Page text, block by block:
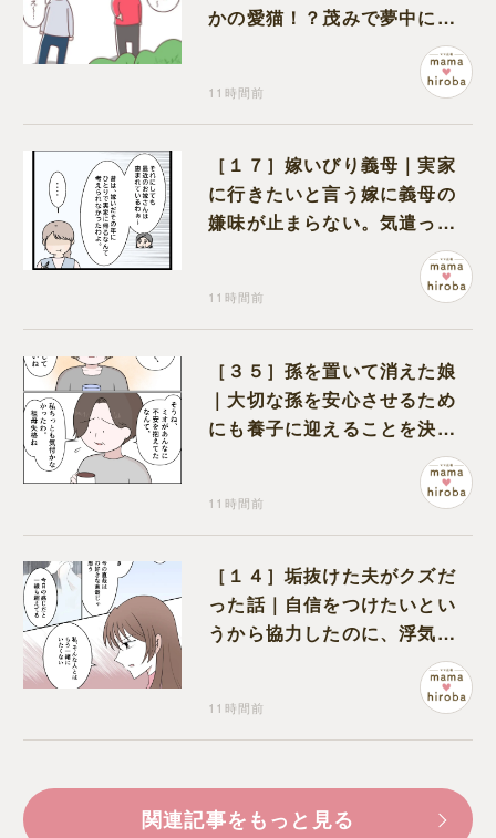
かの愛猫！？茂みで夢中にな
11時間前
［１７］嫁いびり義母｜実家
に行きたいと言う嫁に義母の
嫌味が止まらない。気遣って
11時間前
［３５］孫を置いて消えた娘
｜大切な孫を安心させるため
にも養子に迎えることを決心
11時間前
［１４］垢抜けた夫がクズだ
った話｜自信をつけたいとい
うから協力したのに、浮気と
11時間前
関連記事をもっと見る